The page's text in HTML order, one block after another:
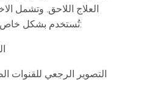
العلاج اللاحق. وتشمل
تُستخدم بشكل خاص لتشخيص سرطان البنكرياس:
التصوير الرجعي للقنوات